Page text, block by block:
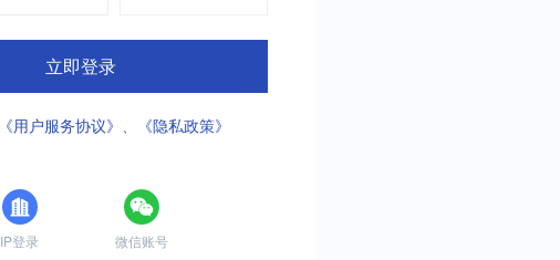
立即登录
《用户服务协议》 、 《隐私政策》
IP登录 微信账号